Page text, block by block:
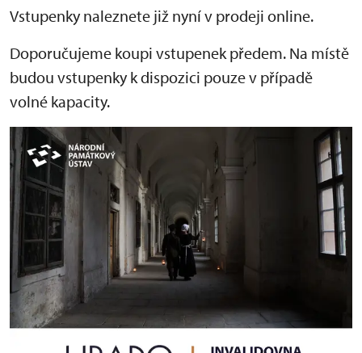
Vstupenky naleznete již nyní v prodeji online.
Doporučujeme koupi vstupenek předem. Na místě
budou vstupenky k dispozici pouze v případě
volné kapacity.